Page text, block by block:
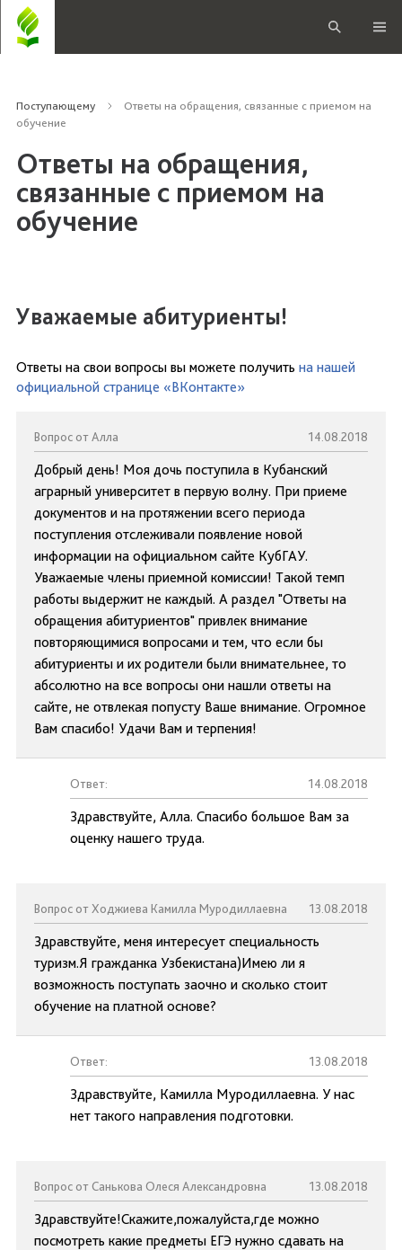
Поступающему
Ответы на обращения, связанные с приемом на
обучение
Ответы на обращения,
связанные с приемом на
обучение
Уважаемые абитуриенты!
Ответы на свои вопросы вы можете получить на нашей
официальной странице «ВКонтакте»
Вопрос от Алла 14.08.2018
Добрый день! Моя дочь поступила в Кубанский
аграрный университет в первую волну. При приеме
документов и на протяжении всего периода
поступления отслеживали появление новой
информации на официальном сайте КубГАУ.
Уважаемые члены приемной комиссии! Такой темп
работы выдержит не каждый. А раздел "Ответы на
обращения абитуриентов" привлек внимание
повторяющимися вопросами и тем, что если бы
абитуриенты и их родители были внимательнее, то
абсолютно на все вопросы они нашли ответы на
сайте, не отвлекая попусту Ваше внимание. Огромное
Вам спасибо! Удачи Вам и терпения!
Ответ: 14.08.2018
Здравствуйте, Алла. Спасибо большое Вам за
оценку нашего труда.
Вопрос от Ходжиева Камилла Муродиллаевна 13.08.2018
Здравствуйте, меня интересует специальность
туризм.Я гражданка Узбекистана)Имею ли я
возможность поступать заочно и сколько стоит
обучение на платной основе?
Ответ: 13.08.2018
Здравствуйте, Камилла Муродиллаевна. У нас
нет такого направления подготовки.
Вопрос от Санькова Олеся Александровна 13.08.2018
Здравствуйте!Скажите,пожалуйста,где можно
посмотреть какие предметы ЕГЭ нужно сдавать на